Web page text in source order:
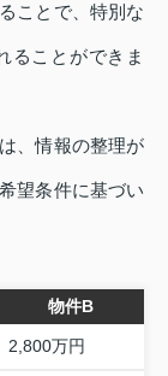
ことで、特別な
ることができま
、情報の整理が
望条件に基づい
物件B
2,800万円